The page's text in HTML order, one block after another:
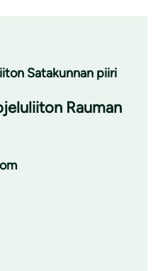
Satakunnan piiri
Rauman